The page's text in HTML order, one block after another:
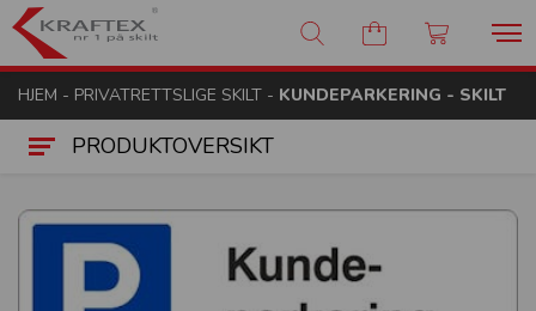
Kraftex - nr 1 på skilt
HJEM - PRIVATRETTSLIGE SKILT - KUNDEPARKERING - SKILT
PRODUKTOVERSIKT